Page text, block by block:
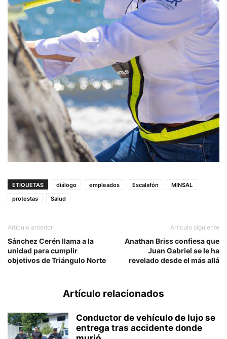
ETIQUETAS diálogo empleados Escalafón
MINSAL
protestas
Salud
Artículo anterior
Sánchez Cerén llama a la
unidad para cumplir
objetivos de Triángulo Norte
Artículo siguiente
Anathan Briss confiesa que
Juan Gabriel se le ha
revelado desde el más allá
Artículo relacionados
Conductor de vehículo de lujo se
entrega tras accidente donde